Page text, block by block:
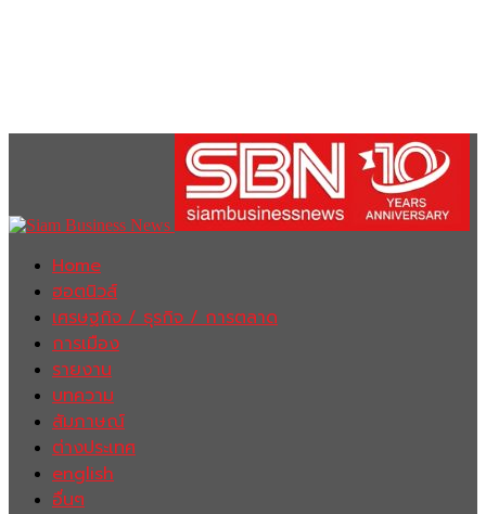
Home
ฮอตนิวส์
เศรษฐกิจ / ธุรกิจ / การตลาด
การเมือง
รายงาน
บทความ
สัมภาษณ์
ต่างประเทศ
english
อื่นๆ